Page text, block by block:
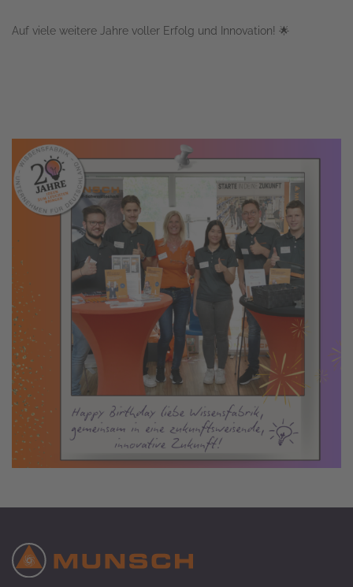
Auf viele weitere Jahre voller Erfolg und Innovation! 🌟